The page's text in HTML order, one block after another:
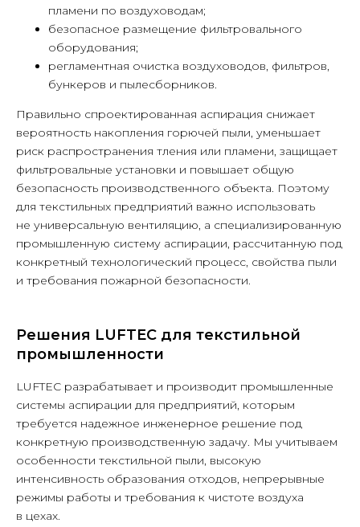
пламени по воздуховодам;
безопасное размещение фильтровального
оборудования;
регламентная очистка воздуховодов, фильтров,
бункеров и пылесборников.
Правильно спроектированная аспирация снижает
вероятность накопления горючей пыли, уменьшает
риск распространения тления или пламени, защищает
фильтровальные установки и повышает общую
безопасность производственного объекта. Поэтому
для текстильных предприятий важно использовать
не универсальную вентиляцию, а специализированную
промышленную систему аспирации, рассчитанную под
конкретный технологический процесс, свойства пыли
и требования пожарной безопасности.
Решения LUFTEC для текстильной
промышленности
LUFTEC разрабатывает и производит промышленные
системы аспирации для предприятий, которым
требуется надежное инженерное решение под
конкретную производственную задачу. Мы учитываем
особенности текстильной пыли, высокую
интенсивность образования отходов, непрерывные
режимы работы и требования к чистоте воздуха
в цехах.